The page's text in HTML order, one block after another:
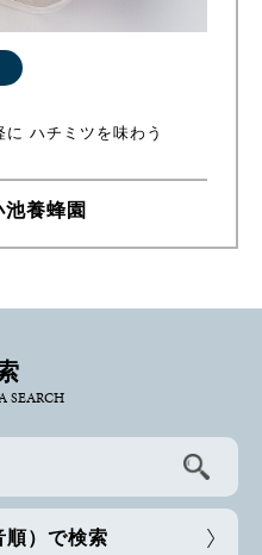
ハチミツを味わう
養蜂園
SEARCH
順）で検索